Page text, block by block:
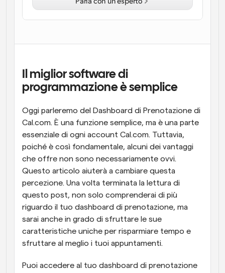
supportate dall'IA
Riunioni Instantanee
Link di Gruppo Dinamico
Prenota senza sforzo riunioni con più persone
Webhook
Ricevi una notifica quando succede qualcosa
Il miglior software di
programmazione è semplice
Oggi parleremo del Dashboard di Prenotazione di
Cal.com. È una funzione semplice, ma è una parte
essenziale di ogni account Cal.com. Tuttavia,
poiché è così fondamentale, alcuni dei vantaggi
che offre non sono necessariamente ovvi.
Questo articolo aiuterà a cambiare questa
percezione. Una volta terminata la lettura di
questo post, non solo comprenderai di più
riguardo il tuo dashboard di prenotazione, ma
sarai anche in grado di sfruttare le sue
caratteristiche uniche per risparmiare tempo e
sfruttare al meglio i tuoi appuntamenti.
Puoi accedere al tuo dashboard di prenotazione